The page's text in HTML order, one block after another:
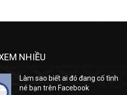
NHIỀU
Làm sao biết ai đó đang cố tình
né bạn trên Facebook